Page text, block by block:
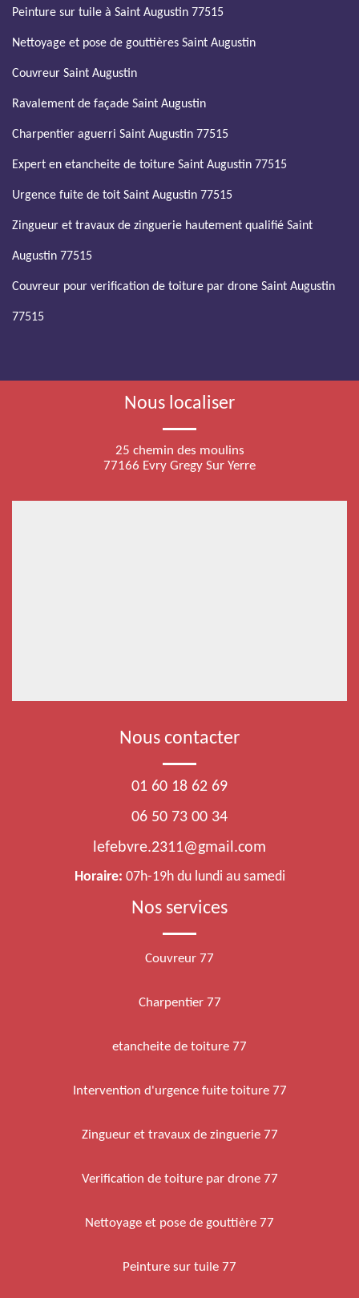
Peinture sur tuile à Saint Augustin 77515
Nettoyage et pose de gouttières Saint Augustin
Couvreur Saint Augustin
Ravalement de façade Saint Augustin
Charpentier aguerri Saint Augustin 77515
Expert en etancheite de toiture Saint Augustin 77515
Urgence fuite de toit Saint Augustin 77515
Zingueur et travaux de zinguerie hautement qualifié Saint
Augustin 77515
Couvreur pour verification de toiture par drone Saint Augustin
77515
Nous localiser
25 chemin des moulins
77166 Evry Gregy Sur Yerre
Nous contacter
01 60 18 62 69
06 50 73 00 34
lefebvre.2311@gmail.com
Horaire: 07h-19h du lundi au samedi
Nos services
Couvreur 77
Charpentier 77
etancheite de toiture 77
Intervention d'urgence fuite toiture 77
Zingueur et travaux de zinguerie 77
Verification de toiture par drone 77
Nettoyage et pose de gouttière 77
Peinture sur tuile 77